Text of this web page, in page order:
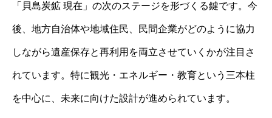
「貝島炭鉱 現在」の次のステージを形づくる鍵です。今
後、地方自治体や地域住民、民間企業がどのように協力
しながら遺産保存と再利用を両立させていくかが注目さ
れています。特に観光・エネルギー・教育という三本柱
を中心に、未来に向けた設計が進められています。